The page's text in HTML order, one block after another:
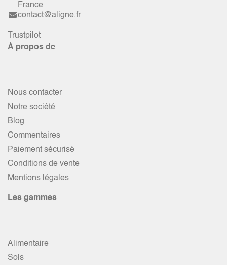
France
contact@aligne.fr
Trustpilot
À propos de
Nous contacter
Notre société
Blog
Commentaires
Paiement sécurisé
Conditions de vente
Mentions légales
Les gammes
Alimentaire
Sols